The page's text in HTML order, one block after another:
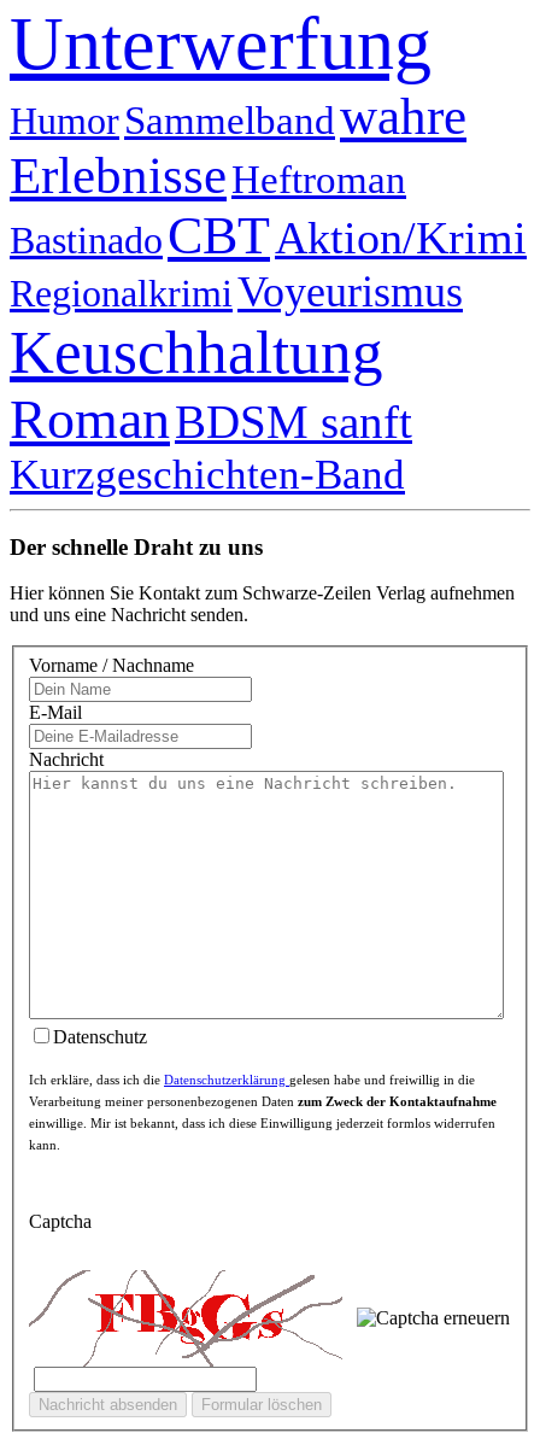
Unterwerfung
HumorSammelbandwahre
ErlebnisseHeftroman
BastinadoCBTAktion/Krimi
RegionalkrimiVoyeurismus
Keuschhaltung
RomanBDSM sanft
Kurzgeschichten-Band
Der schnelle Draht zu uns
Hier können Sie Kontakt zum Schwarze-Zeilen Verlag aufnehmen
und uns eine Nachricht senden.
Vorname / Nachname
E-Mail
Nachricht
Datenschutz
Ich erkläre, dass ich die Datenschutzerklärung gelesen habe und freiwillig in die
Verarbeitung meiner personenbezogenen Daten zum Zweck der Kontaktaufnahme
einwillige. Mir ist bekannt, dass ich diese Einwilligung jederzeit formlos widerrufen
kann.
Captcha